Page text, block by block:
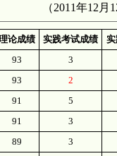
（2011年12月
论成绩 实践考试成绩
93
3
93
2
91
5
91
3
89
3